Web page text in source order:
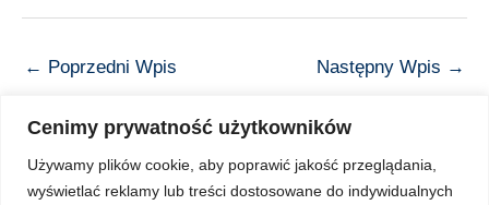
Cenimy prywatność użytkowników
Używamy plików cookie, aby poprawić jakość przeglądania,
wyświetlać reklamy lub treści dostosowane do indywidualnych
← Poprzedni Wpis Następny Wpis →